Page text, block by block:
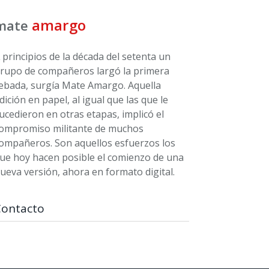
amargo
principios de la década del setenta un
de compañeros largó la primera
surgía Mate Amargo. Aquella
en papel, al igual que las que le
en otras etapas, implicó el
militante de muchos
Son aquellos esfuerzos los
hoy hacen posible el comienzo de una
versión, ahora en formato digital.